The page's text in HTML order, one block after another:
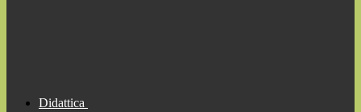
Didattica